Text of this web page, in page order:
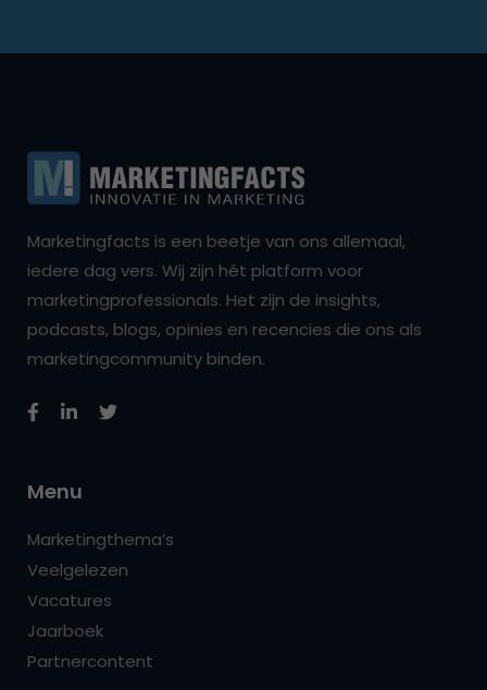
Marketingfacts is een beetje van ons allemaal,
iedere dag vers. Wij zijn hét platform voor
marketingprofessionals. Het zijn de insights,
podcasts, blogs, opinies en recencies die ons als
marketingcommunity binden.
Menu
Marketingthema’s
Veelgelezen
Vacatures
Jaarboek
Partnercontent